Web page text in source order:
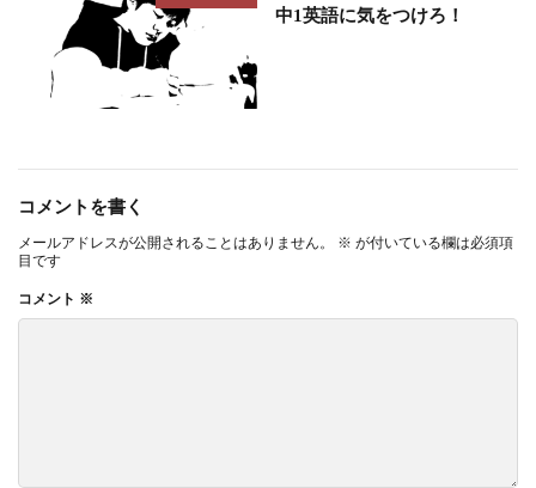
中1英語に気をつけろ！
コメントを書く
メールアドレスが公開されることはありません。 ※ が付いている欄は必須項
目です
コメント ※